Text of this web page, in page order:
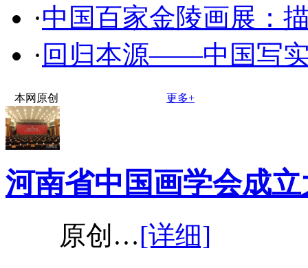
·中国百家金陵画展：
· 回归本源——中国写
本网原创 更多+
河南省中国画学会成
原创…[详细]